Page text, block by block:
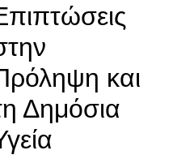
και
Δημόσια